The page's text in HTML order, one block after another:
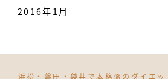
2016年1月
浜松・磐田・袋井で本格派のダイエ